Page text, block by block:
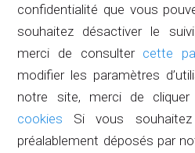
confidentialité que vous
souhaitez désactiver le
merci de consulter cette
modifier les paramètres
notre site, merci de
cookies Si vous
préalablement déposés par